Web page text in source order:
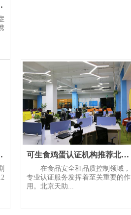
守护患者全
开科 可生食鸡蛋认证机构推荐北京天助圆梦专家团队全程把控
在食品安全和品质控制领域，
专业认证服务发挥着至关重要的作
用。北京天助...